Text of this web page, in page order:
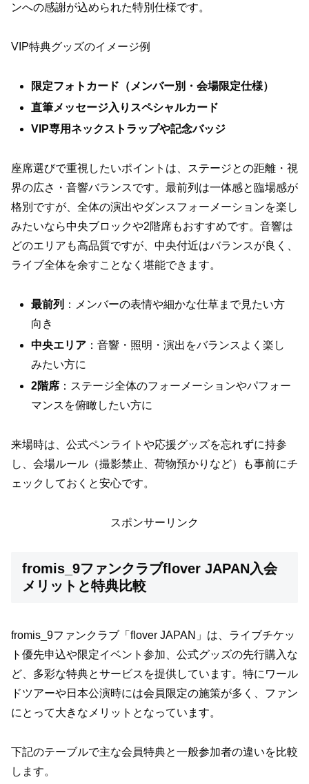
ンへの感謝が込められた特別仕様です。
VIP特典グッズのイメージ例
限定フォトカード（メンバー別・会場限定仕様）
直筆メッセージ入りスペシャルカード
VIP専用ネックストラップや記念バッジ
座席選びで重視したいポイントは、ステージとの距離・視
界の広さ・音響バランスです。最前列は一体感と臨場感が
格別ですが、全体の演出やダンスフォーメーションを楽し
みたいなら中央ブロックや2階席もおすすめです。音響は
どのエリアも高品質ですが、中央付近はバランスが良く、
ライブ全体を余すことなく堪能できます。
最前列 ：メンバーの表情や細かな仕草まで見たい方
向き
中央エリア ：音響・照明・演出をバランスよく楽し
みたい方に
2階席 ：ステージ全体のフォーメーションやパフォー
マンスを俯瞰したい方に
来場時は、公式ペンライトや応援グッズを忘れずに持参
し、会場ルール（撮影禁止、荷物預かりなど）も事前にチ
ェックしておくと安心です。
スポンサーリンク
fromis_9ファンクラブflover JAPAN入会
メリットと特典比較
fromis_9ファンクラブ「flover JAPAN」は、ライブチケッ
ト優先申込や限定イベント参加、公式グッズの先行購入な
ど、多彩な特典とサービスを提供しています。特にワール
ドツアーや日本公演時には会員限定の施策が多く、ファン
にとって大きなメリットとなっています。
下記のテーブルで主な会員特典と一般参加者の違いを比較
します。